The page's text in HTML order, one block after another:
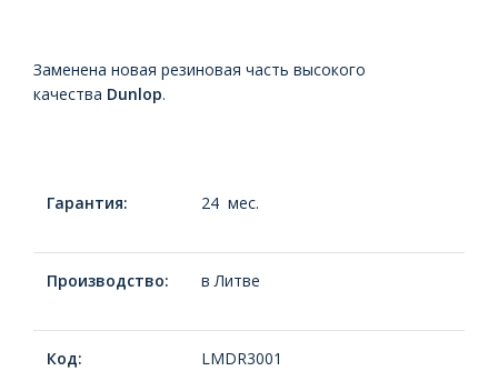
Заменена новая резиновая часть высокого
качества Dunlop.
Гарантия: 24 мес.
Производство: в Литве
Код: LMDR3001